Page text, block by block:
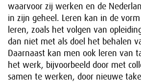
waarvoor zij werken en de
in zijn geheel. Leren kan in de
leren, zoals het volgen van
dan niet met als doel het behalen
Daarnaast kan men ook leren van
het werk, bijvoorbeeld door met
samen te werken, door nieuwe